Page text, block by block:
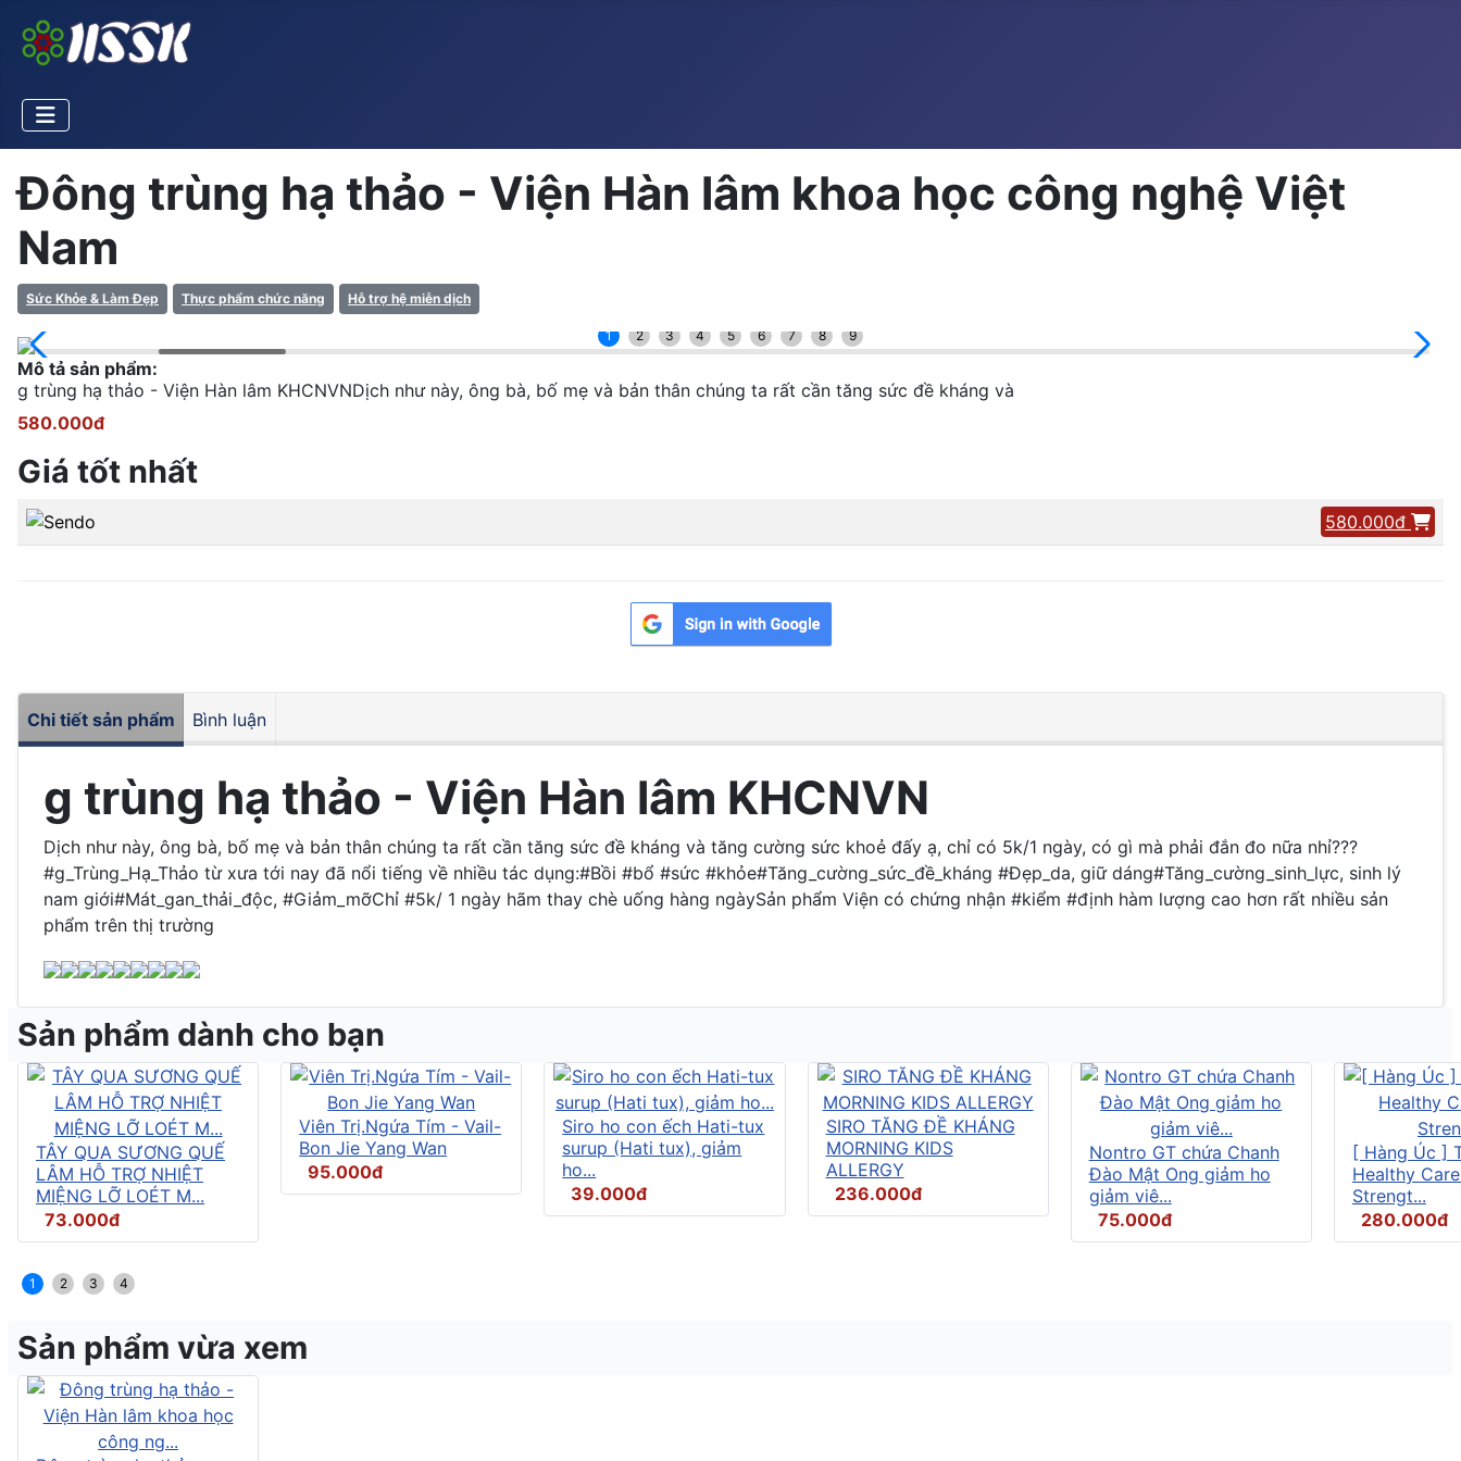
Đông trùng hạ thảo - Viện Hàn lâm khoa học công nghệ Việt
Nam
Sức Khỏe & Làm Đẹp Thực phẩm chức năng Hỗ trợ hệ miễn dịch
1 2 3 4 5 6 7 8 9
Mô tả sản phẩm:
g trùng hạ thảo - Viện Hàn lâm KHCNVNDịch như này, ông bà, bố mẹ và bản thân chúng ta rất cần tăng sức đề kháng và
580.000đ
Giá tốt nhất
580.000đ
Chi tiết sản phẩm Bình luận
g trùng hạ thảo - Viện Hàn lâm KHCNVN
Dịch như này, ông bà, bố mẹ và bản thân chúng ta rất cần tăng sức đề kháng và tăng cường sức khoẻ đấy ạ, chỉ có 5k/1 ngày, có gì mà phải đắn đo nữa nhỉ???
#g_Trùng_Hạ_Thảo từ xưa tới nay đã nổi tiếng về nhiều tác dụng:#Bồi #bổ #sức #khỏe#Tăng_cường_sức_đề_kháng #Đẹp_da, giữ dáng#Tăng_cường_sinh_lực, sinh lý
nam giới#Mát_gan_thải_độc, #Giảm_mỡChỉ #5k/ 1 ngày hãm thay chè uống hàng ngàySản phẩm Viện có chứng nhận #kiểm #định hàm lượng cao hơn rất nhiều sản
phẩm trên thị trường
Sản phẩm dành cho bạn
TÂY QUA SƯƠNG QUẾ
LÂM HỖ TRỢ NHIỆT
MIỆNG LỠ LOÉT M...
73.000đ
Viên Trị.Ngứa Tím - Vail-
Bon Jie Yang Wan
95.000đ
Siro ho con ếch Hati-tux
surup (Hati tux), giảm
ho...
39.000đ
SIRO TĂNG ĐỀ KHÁNG
MORNING KIDS
ALLERGY
236.000đ
Nontro GT chứa Chanh
Đào Mật Ong giảm ho
giảm viê...
75.000đ
[ Hàng Úc ]
Healthy
Strengt...
280.000đ
1 2 3 4
Sản phẩm vừa xem